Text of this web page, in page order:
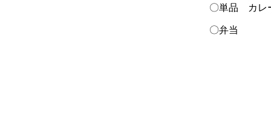
〇単品 カ
〇弁当